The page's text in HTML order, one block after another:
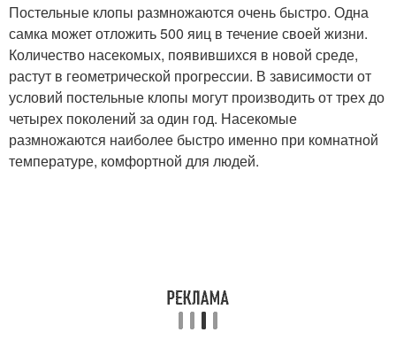
Постельные клопы размножаются очень быстро. Одна
самка может отложить 500 яиц в течение своей жизни.
Количество насекомых, появившихся в новой среде,
растут в геометрической прогрессии. В зависимости от
условий постельные клопы могут производить от трех до
четырех поколений за один год. Насекомые
размножаются наиболее быстро именно при комнатной
температуре, комфортной для людей.